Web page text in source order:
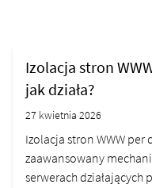
Izolacja stron
jak działa?
27 kwietnia 2026
Izolacja stron WWW per
zaawansowany
serwerach działających